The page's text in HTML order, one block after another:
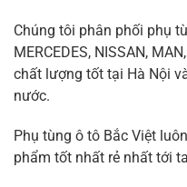
Chúng tôi phân phối phụ
MERCEDES, NISSAN,
chất lượng tốt tại Hà Nội
nước.
Phụ tùng ô tô Bắc Việt
phẩm tốt nhất rẻ nhất tới